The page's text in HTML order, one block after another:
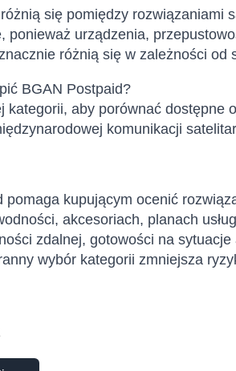
się pomiędzy rozwiązaniami
ponieważ urządzenia,
różnią się w zależności od
BGAN Postpaid?
kategorii, aby porównać dostępne
komunikacji
pomaga kupującym ocenić
akcesoriach, planach
zdalnej, gotowości na
wybór kategorii zmniejsza